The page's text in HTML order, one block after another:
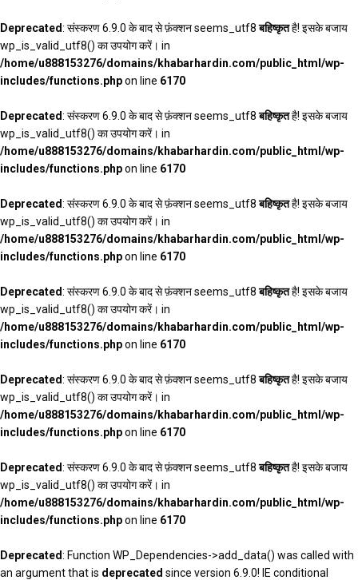
Deprecated: संस्करण 6.9.0 के बाद से फ़ंक्शन seems_utf8बहिष्कृतहै! इसके बजाय
wp_is_valid_utf8() का उपयोग करें। in
/home/u888153276/domains/khabarhardin.com/public_html/wp-
includes/functions.phpon line 6170
Deprecated: संस्करण 6.9.0 के बाद से फ़ंक्शन seems_utf8बहिष्कृतहै! इसके बजाय
wp_is_valid_utf8() का उपयोग करें। in
/home/u888153276/domains/khabarhardin.com/public_html/wp-
includes/functions.phpon line 6170
Deprecated: संस्करण 6.9.0 के बाद से फ़ंक्शन seems_utf8बहिष्कृतहै! इसके बजाय
wp_is_valid_utf8() का उपयोग करें। in
/home/u888153276/domains/khabarhardin.com/public_html/wp-
includes/functions.phpon line 6170
Deprecated: संस्करण 6.9.0 के बाद से फ़ंक्शन seems_utf8बहिष्कृतहै! इसके बजाय
wp_is_valid_utf8() का उपयोग करें। in
/home/u888153276/domains/khabarhardin.com/public_html/wp-
includes/functions.phpon line 6170
Deprecated: संस्करण 6.9.0 के बाद से फ़ंक्शन seems_utf8बहिष्कृतहै! इसके बजाय
wp_is_valid_utf8() का उपयोग करें। in
/home/u888153276/domains/khabarhardin.com/public_html/wp-
includes/functions.phpon line 6170
Deprecated: संस्करण 6.9.0 के बाद से फ़ंक्शन seems_utf8बहिष्कृतहै! इसके बजाय
wp_is_valid_utf8() का उपयोग करें। in
/home/u888153276/domains/khabarhardin.com/public_html/wp-
includes/functions.phpon line 6170
Deprecated: Function WP_Dependencies->add_data() was called with
an argument that is deprecated since version 6.9.0! IE conditional